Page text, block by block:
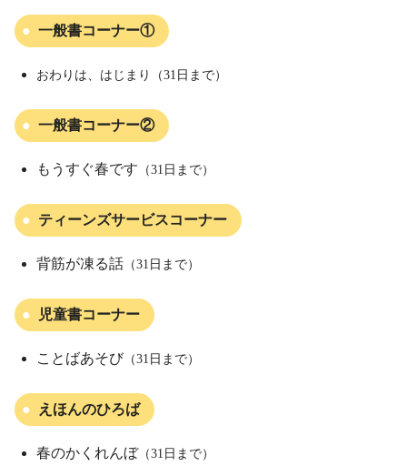
一般書コーナー①
おわりは、はじまり（31日まで）
一般書コーナー②
もうすぐ春です （31日まで）
ティーンズサービスコーナー
背筋が凍る話 （31日まで）
児童書コーナー
ことばあそび （31日まで）
えほんのひろば
春のかくれんぼ（31日まで）